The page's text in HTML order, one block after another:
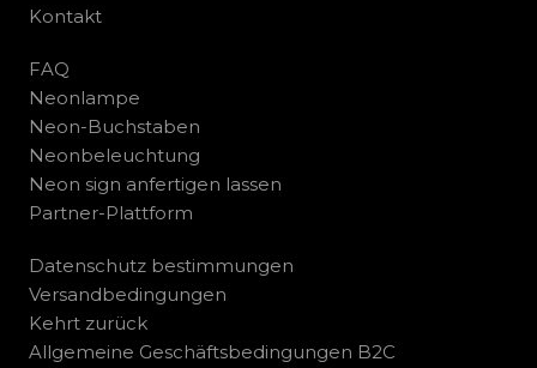
Kontakt
FAQ
Neonlampe
Neon-Buchstaben
Neonbeleuchtung
Neon sign anfertigen lassen
Partner-Plattform
Datenschutz bestimmungen
Versandbedingungen
Kehrt zurück
Allgemeine Geschäftsbedingungen B2C